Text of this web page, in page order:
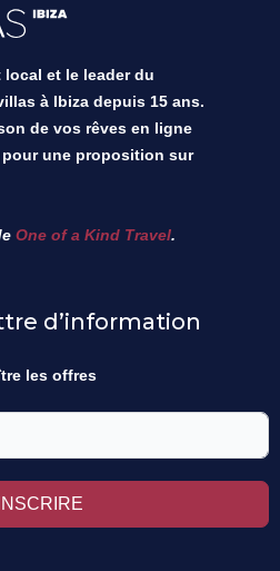
local et le leader du
à Ibiza depuis 15 ans.
de vos rêves en ligne
une proposition sur
One of a Kind Travel.
d’information
les offres